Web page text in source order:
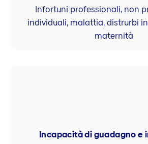
Infortuni professionali, non
individuali, malattia, distrurbi
maternità
Incapacità di guadagno e